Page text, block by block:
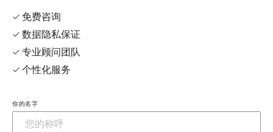
✓ 免费咨询
✓ 数据隐私保证
✓ 专业顾问团队
✓ 个性化服务
你的名字